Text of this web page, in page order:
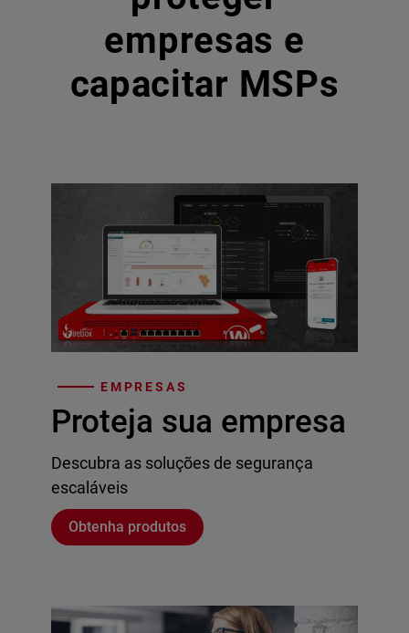
empresas e
capacitar MSPs
EMPRESAS
Proteja sua empresa
Descubra as soluções de segurança
escaláveis
Obtenha produtos